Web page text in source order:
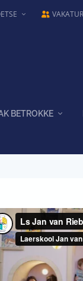
BETROKKE